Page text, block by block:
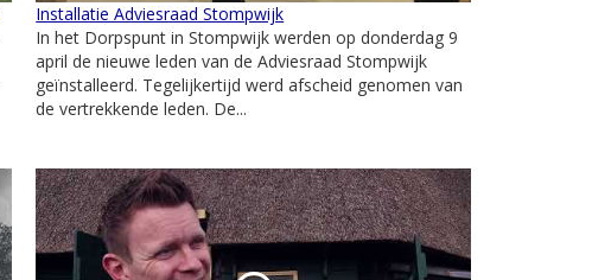
Installatie Adviesraad Stompwijk
In het Dorpspunt in Stompwijk werden op donderdag 9
april de nieuwe leden van de Adviesraad Stompwijk
geïnstalleerd. Tegelijkertijd werd afscheid genomen van
de vertrekkende leden. De...